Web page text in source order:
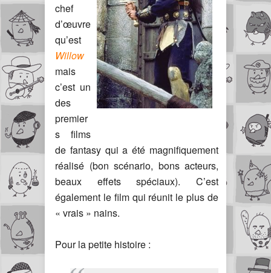
chef
d’œuvre
qu’est
Willow
mais
c’est un
des
premier
s films
de fantasy qui a été magnifiquement
réalisé (bon scénario, bons acteurs,
beaux effets spéciaux). C’est
également le film qui réunit le plus de
« vrais » nains.
Pour la petite histoire :